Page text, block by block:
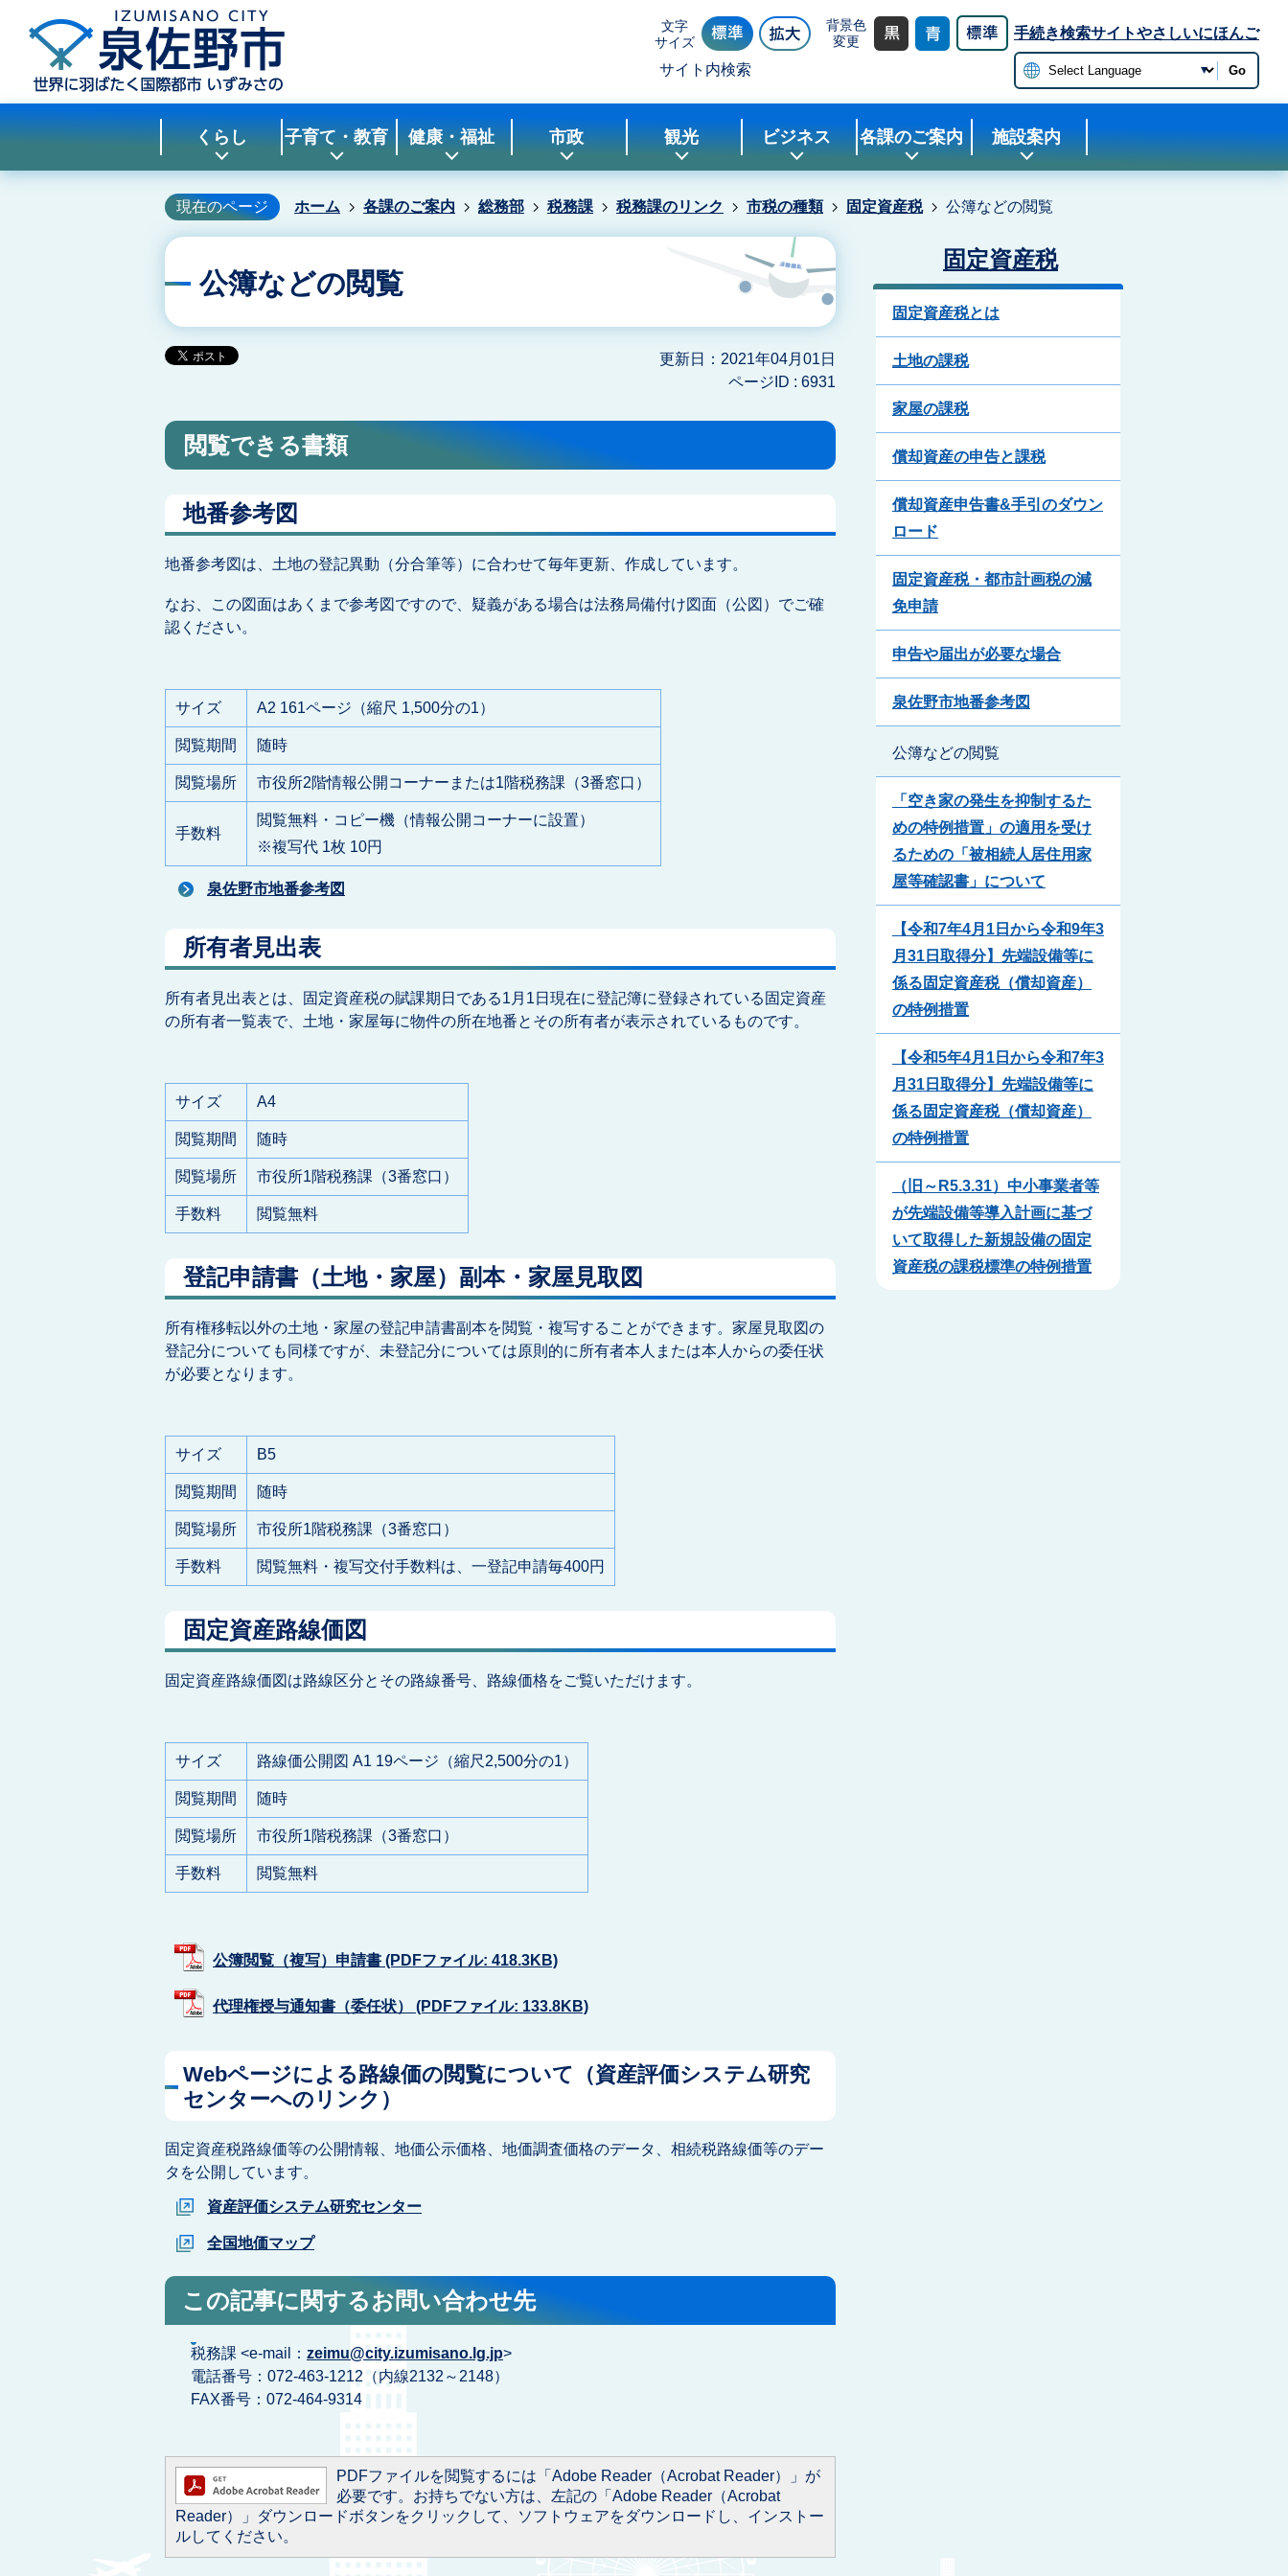
文字
サイズ
背景色
変更
手続き検索サイトやさしいにほんご
サイト内検索 Go
くらし 子育て・教育 健康・福祉 市政 観光 ビジネス 各課のご案内 施設案内
現在のページ ホーム 各課のご案内 総務部 税務課 税務課のリンク 市税の種類 固定資産税 公簿などの閲覧
公簿などの閲覧
更新日：2021年04月01日
ページID : 6931
閲覧できる書類
地番参考図
地番参考図は、土地の登記異動（分合筆等）に合わせて毎年更新、作成しています。
なお、この図面はあくまで参考図ですので、疑義がある場合は法務局備付け図面（公図）でご確
認ください。
サイズ A2 161ページ（縮尺 1,500分の1）
閲覧期間 随時
閲覧場所 市役所2階情報公開コーナーまたは1階税務課（3番窓口）
手数料
閲覧無料・コピー機（情報公開コーナーに設置）
※複写代 1枚 10円
泉佐野市地番参考図
所有者見出表
所有者見出表とは、固定資産税の賦課期日である1月1日現在に登記簿に登録されている固定資産
の所有者一覧表で、土地・家屋毎に物件の所在地番とその所有者が表示されているものです。
サイズ A4
閲覧期間 随時
閲覧場所 市役所1階税務課（3番窓口）
手数料 閲覧無料
登記申請書（土地・家屋）副本・家屋見取図
所有権移転以外の土地・家屋の登記申請書副本を閲覧・複写することができます。家屋見取図の
登記分についても同様ですが、未登記分については原則的に所有者本人または本人からの委任状
が必要となります。
サイズ B5
閲覧期間 随時
閲覧場所 市役所1階税務課（3番窓口）
手数料 閲覧無料・複写交付手数料は、一登記申請毎400円
固定資産路線価図
固定資産路線価図は路線区分とその路線番号、路線価格をご覧いただけます。
サイズ 路線価公開図 A1 19ページ（縮尺2,500分の1）
閲覧期間 随時
閲覧場所 市役所1階税務課（3番窓口）
手数料 閲覧無料
公簿閲覧（複写）申請書 (PDFファイル: 418.3KB)
代理権授与通知書（委任状） (PDFファイル: 133.8KB)
Webページによる路線価の閲覧について（資産評価システム研究
センターへのリンク）
固定資産税路線価等の公開情報、地価公示価格、地価調査価格のデータ、相続税路線価等のデー
タを公開しています。
資産評価システム研究センター
全国地価マップ
この記事に関するお問い合わせ先
税務課 <e-mail： zeimu@city.izumisano.lg.jp>
電話番号：072-463-1212（内線2132～2148）
FAX番号：072-464-9314
PDFファイルを閲覧するには「Adobe Reader（Acrobat Reader）」が
必要です。お持ちでない方は、左記の「Adobe Reader（Acrobat
Reader）」ダウンロードボタンをクリックして、ソフトウェアをダウンロードし、インストー
ルしてください。
固定資産税
固定資産税とは
土地の課税
家屋の課税
償却資産の申告と課税
償却資産申告書&手引のダウン
ロード
固定資産税・都市計画税の減
免申請
申告や届出が必要な場合
泉佐野市地番参考図
公簿などの閲覧
「空き家の発生を抑制するた
めの特例措置」の適用を受け
るための「被相続人居住用家
屋等確認書」について
【令和7年4月1日から令和9年3
月31日取得分】先端設備等に
係る固定資産税（償却資産）
の特例措置
【令和5年4月1日から令和7年3
月31日取得分】先端設備等に
係る固定資産税（償却資産）
の特例措置
（旧～R5.3.31）中小事業者等
が先端設備等導入計画に基づ
いて取得した新規設備の固定
資産税の課税標準の特例措置